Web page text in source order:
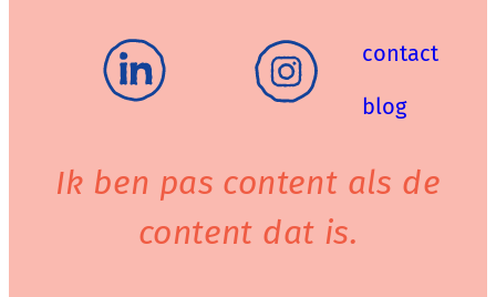
contact
blog
Ik ben pas content als de
content dat is.